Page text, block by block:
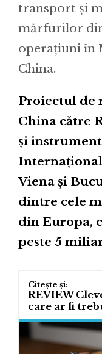
transport și
mărfurilor
operațiuni în
China.
Proiectul de
China către
și
Viena și
dintre cele
din Europa,
peste 5
REVIEW
care ar fi